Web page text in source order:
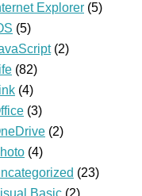
Explorer (5)
(5)
(2)
(82)
(4)
(3)
(2)
(4)
(23)